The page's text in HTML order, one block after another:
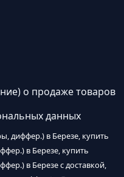
о продаже товаров
данных
диффер.) в Березе, купить
в Березе, купить
в Березе с доставкой,